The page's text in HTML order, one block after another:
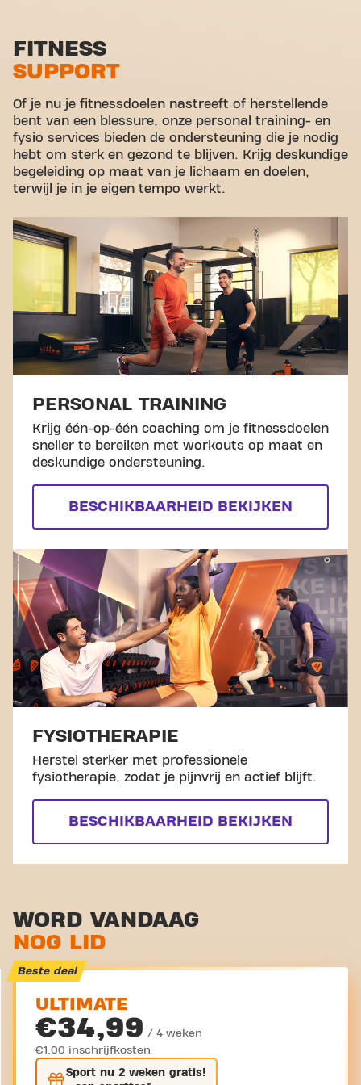
Stretch zone
Virtual cycling
Rondleiding
FITNESS
SUPPORT
Of je nu je fitnessdoelen nastreeft of herstellende
bent van een blessure, onze personal training- en
fysio services bieden de ondersteuning die je nodig
hebt om sterk en gezond te blijven. Krijg deskundige
begeleiding op maat van je lichaam en doelen,
terwijl je in je eigen tempo werkt.
PERSONAL TRAINING
Krijg één-op-één coaching om je fitnessdoelen
sneller te bereiken met workouts op maat en
deskundige ondersteuning.
BESCHIKBAARHEID BEKIJKEN
FYSIOTHERAPIE
Herstel sterker met professionele
fysiotherapie, zodat je pijnvrij en actief blijft.
BESCHIKBAARHEID BEKIJKEN
WORD VANDAAG
NOG LID
Beste deal
ULTIMATE
€34,99 / 4 weken
€1,00 inschrijfkosten
Sport nu 2 weken gratis!